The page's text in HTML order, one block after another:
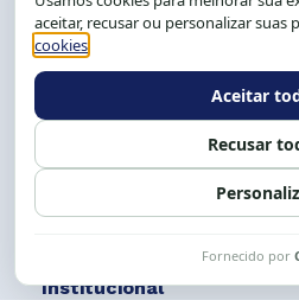
Salvador-BA,
Tel.: (71) 2104-5457, Cel.:
Expediente: 8h às
Siga nossas redes
Institucional